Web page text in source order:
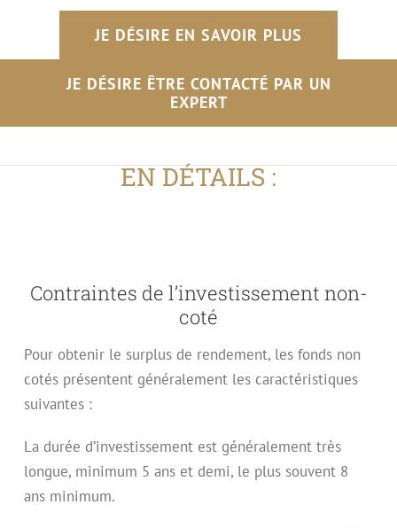
JE DÉSIRE EN SAVOIR PLUS
JE DÉSIRE ÊTRE CONTACTÉ PAR UN
EXPERT
EN DÉTAILS :
Contraintes de l’investissement non-
coté
Pour obtenir le surplus de rendement, les fonds non
cotés présentent généralement les caractéristiques
suivantes :
La durée d’investissement est généralement très
longue, minimum 5 ans et demi, le plus souvent 8
ans minimum.